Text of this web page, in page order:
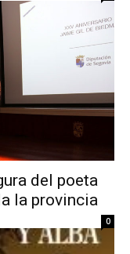
del poeta
la provincia
0